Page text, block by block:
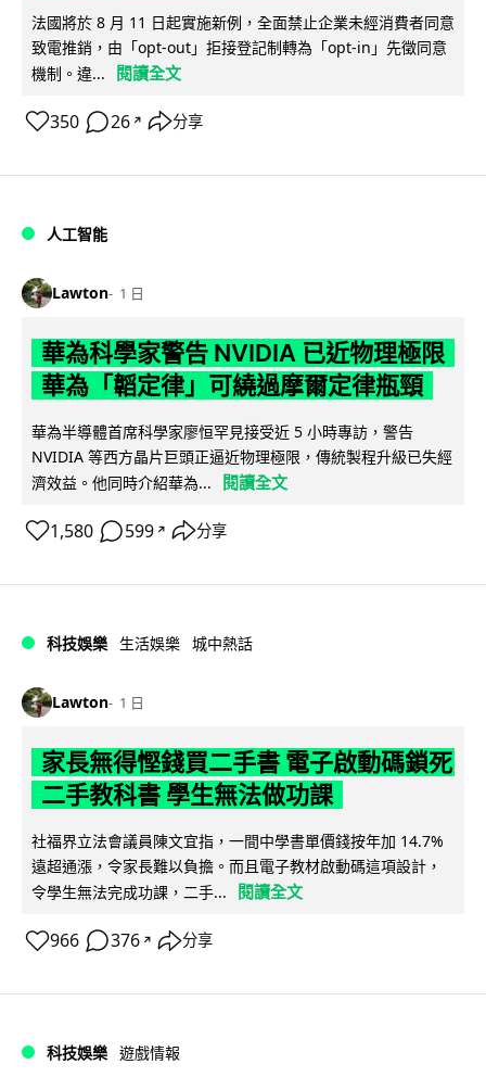
法國將於 8 月 11 日起實施新例，全面禁止企業未經消費者同意
致電推銷，由「opt-out」拒接登記制轉為「opt-in」先徵同意
機制。違...
閱讀全文
350 26 ↗ 分享
人工智能
Lawton 1 日
華為科學家警告 NVIDIA 已近物理極限
華為「韜定律」可繞過摩爾定律瓶頸
華為半導體首席科學家廖恒罕見接受近 5 小時專訪，警告
NVIDIA 等西方晶片巨頭正逼近物理極限，傳統製程升級已失經
濟效益。他同時介紹華為...
閱讀全文
1,580 599 ↗ 分享
科技娛樂 生活娛樂 城中熱話
Lawton 1 日
家長無得慳錢買二手書 電子啟動碼鎖死
二手教科書 學生無法做功課
社福界立法會議員陳文宜指，一間中學書單價錢按年加 14.7%
遠超通漲，令家長難以負擔。而且電子教材啟動碼這項設計，
令學生無法完成功課，二手...
閱讀全文
966 376 ↗ 分享
科技娛樂 遊戲情報